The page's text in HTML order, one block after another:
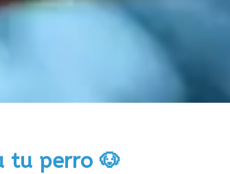
tu perro 🐶